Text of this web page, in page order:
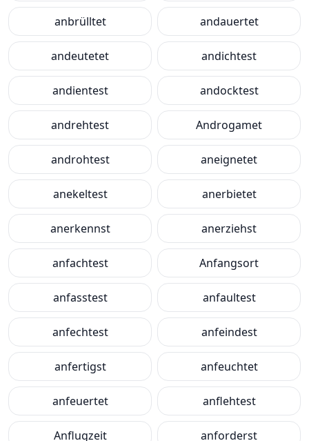
anbrülltet andauertet
andeutetet andichtest
andientest andocktest
andrehtest Androgamet
androhtest aneignetet
anekeltest anerbietet
anerkennst anerziehst
anfachtest Anfangsort
anfasstest anfaultest
anfechtest anfeindest
anfertigst anfeuchtet
anfeuertet anflehtest
Anflugzeit anforderst